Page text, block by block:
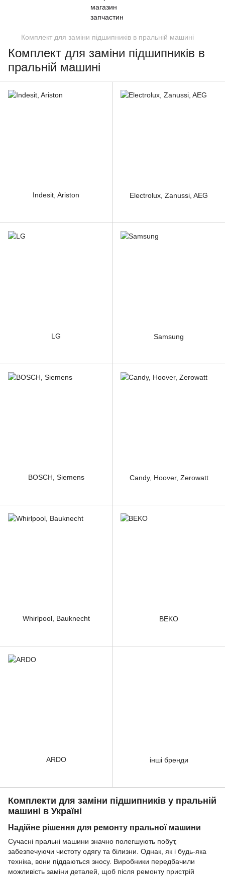
Комплект для заміни підшипників в пральній машині
Комплект для заміни підшипників в
пральній машині
Комплекти для заміни підшипників у пральній
машині в Україні
Надійне рішення для ремонту пральної машини
Сучасні пральні машини значно полегшують побут,
забезпечуючи чистоту одягу та білизни. Однак, як і будь-яка
техніка, вони піддаються зносу. Виробники передбачили
можливість заміни деталей, щоб після ремонту пристрій
Indesit, Ariston Electrolux, Zanussi, AEG
LG Samsung
BOSCH, Siemens Candy, Hoover, Zerowatt
Whirlpool, Bauknecht BEKO
ARDO інші бренди